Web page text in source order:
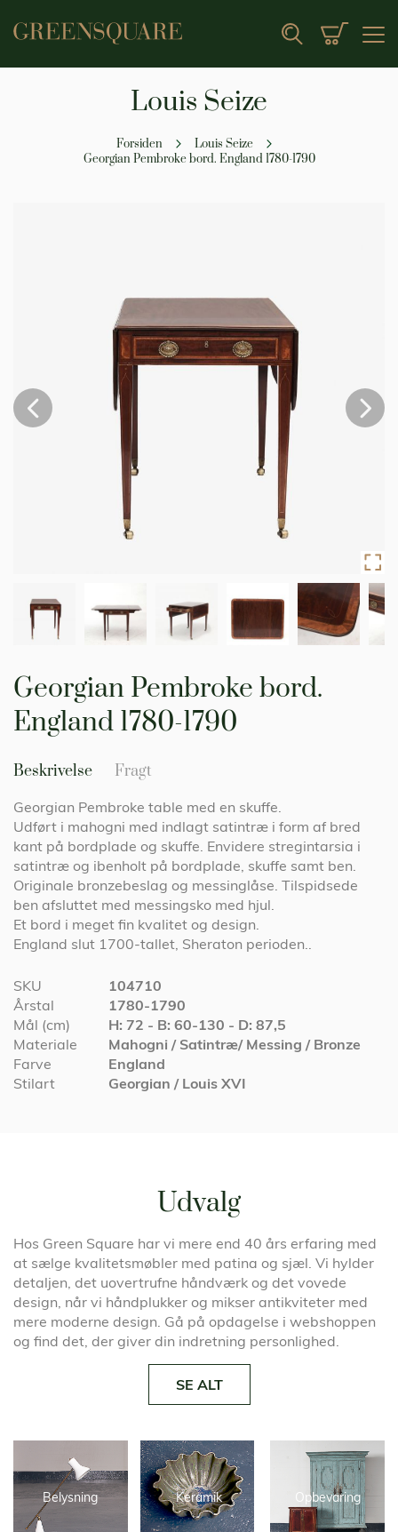
Search Min
Louis Seize
Forsiden
Louis Seize
Georgian Pembroke bord. England 1780-1790
Georgian Pembroke bord.
England 1780-1790
Beskrivelse
Georgian Pembroke table med en skuffe.
Udført i mahogni med indlagt satintræ i form af bred
kant på bordplade og skuffe. Envidere stregintarsia i
satintræ og ibenholt på bordplade, skuffe samt ben.
Originale bronzebeslag og messinglåse. Tilspidsede
ben afsluttet med messingsko med hjul.
Et bord i meget fin kvalitet og design.
England slut 1700-tallet, Sheraton perioden..
Specifikationer
SKU
104710
Årstal
1780-1790
Mål (cm)
H: 72 - B: 60-130 - D: 87,5
Materiale
Mahogni / Satintræ/ Messing / Bronze
Farve
England
Stilart
Georgian / Louis XVI
Fragt
starten
af
billedgalleriet
Belysning Keramik Opbevaring
Udvalg
Hos Green Square har vi mere end 40 års erfaring med
at sælge kvalitetsmøbler med patina og sjæl. Vi hylder
detaljen, det uovertrufne håndværk og det vovede
design, når vi håndplukker og mikser antikviteter med
mere moderne design. Gå på opdagelse i webshoppen
og find det, der giver din indretning personlighed.
SE ALT